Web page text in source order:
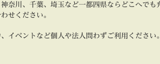
奈川、千葉、埼玉など一都四県ならどこへで
せください。
イベントなど個人や法人問わずご利用ください。